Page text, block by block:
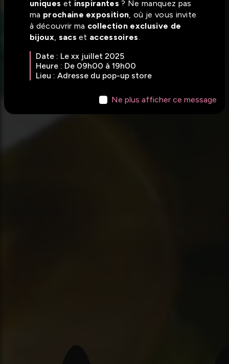
uniques et inspirantes? Ne manquez pas
ma prochaine exposition , où je vous invite
à découvrir ma collection exclusive de
bijoux sacset accessoires
Date : Le xx juillet 2025
Heure : De 09h00 à 19h00
Lieu : Adresse du pop-up store
Ne plus afficher ce message